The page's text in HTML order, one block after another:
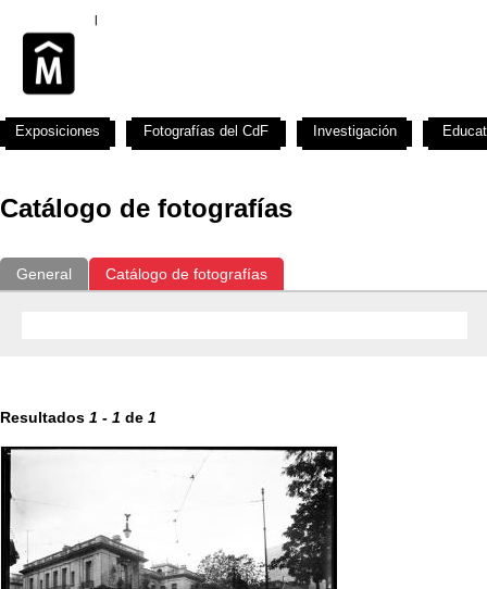
Catálogo de fotografías
General Catálogo de fotografías
Resultados 1 - 1 de 1
Exposiciones Fotografías del CdF Investigación